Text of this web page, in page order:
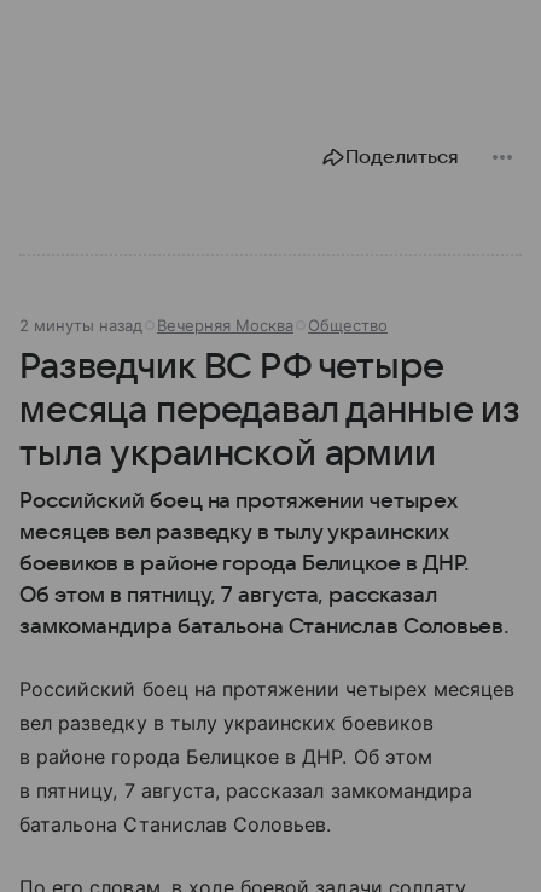
Поделиться
2 минуты назад Вечерняя Москва Общество
Разведчик ВС РФ четыре
месяца передавал данные из
тыла украинской армии
Российский боец на протяжении четырех
месяцев вел разведку в тылу украинских
боевиков в районе города Белицкое в ДНР.
Об этом в пятницу, 7 августа, рассказал
замкомандира батальона Станислав Соловьев.
Российский боец на протяжении четырех месяцев
вел разведку в тылу украинских боевиков
в районе города Белицкое в ДНР. Об этом
в пятницу, 7 августа, рассказал замкомандира
батальона Станислав Соловьев.
По его словам, в ходе боевой задачи солдату